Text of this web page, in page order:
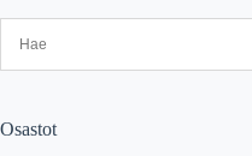
Osastot